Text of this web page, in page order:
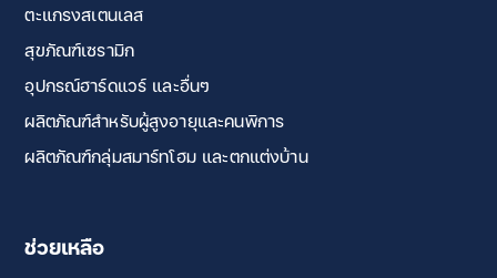
ตะแกรงสเตนเลส
สุขภัณฑ์เซรามิก
อุปกรณ์ฮาร์ดแวร์ และอื่นๆ
ผลิตภัณฑ์สำหรับผู้สูงอายุและคนพิการ
ผลิตภัณฑ์กลุ่มสมาร์ทโฮม และตกแต่งบ้าน
ช่วยเหลือ